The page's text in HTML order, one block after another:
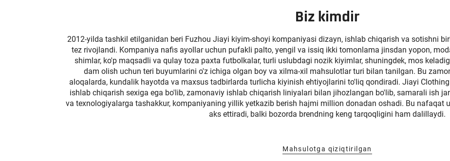
Biz kimdir
2012-yilda tashkil etilganidan beri Fuzhou Jiayi kiyim-shoyi kompaniyasi dizayn, ishlab chiqarish va sotishni
tez rivojlandi. Kompaniya nafis ayollar uchun pufakli palto, yengil va issiq ikki tomonlama jinsdan yopon,
shimlar, ko'p maqsadli va qulay toza paxta futbolkalar, turli uslubdagi nozik kiyimlar, shuningdek, mos
dam olish uchun teri buyumlarini o'z ichiga olgan boy va xilma-xil mahsulotlar turi bilan tanilgan. Bu
aloqalarda, kundalik hayotda va maxsus tadbirlarda turlicha kiyinish ehtiyojlarini to'liq qondiradi. Jiayi
ishlab chiqarish sexiga ega bo'lib, zamonaviy ishlab chiqarish liniyalari bilan jihozlangan bo'lib, samarali ish
va texnologiyalarga tashakkur, kompaniyaning yillik yetkazib berish hajmi million donadan oshadi. Bu nafaqat
aks ettiradi, balki bozorda brendning keng tarqoqligini ham dalillaydi.
Mahsulotga qiziqtirilgan